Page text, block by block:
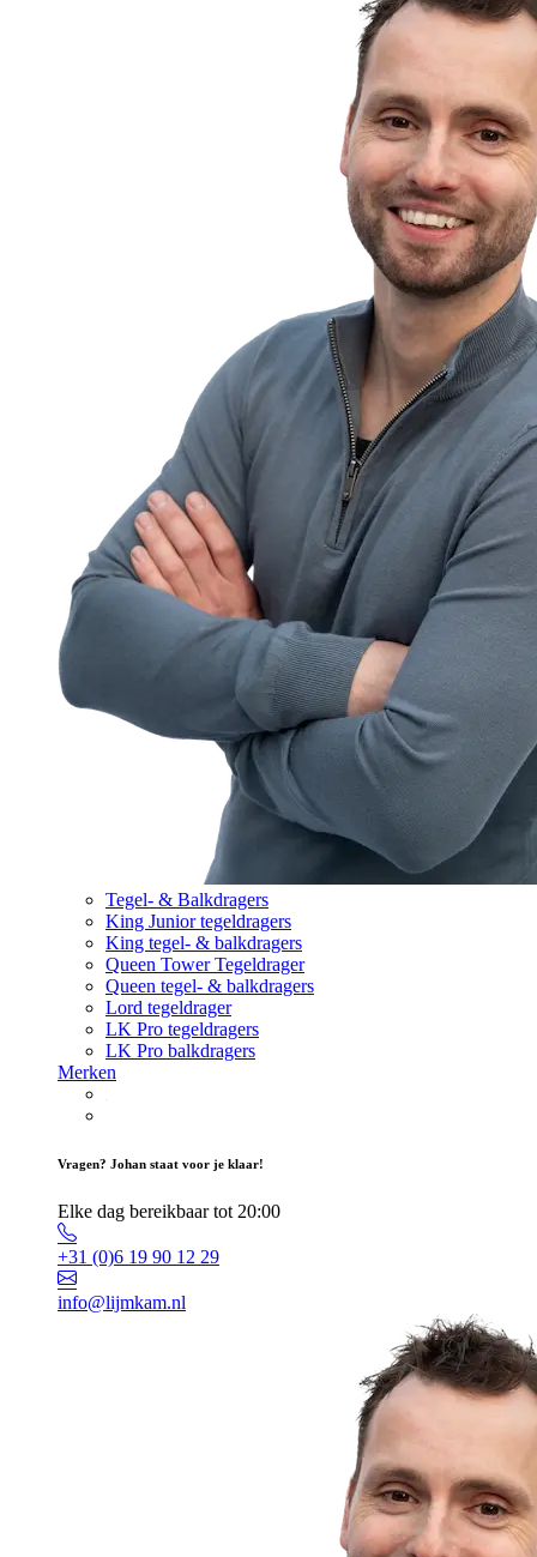
Tegel- & Balkdragers
King Junior tegeldragers
King tegel- & balkdragers
Queen Tower Tegeldrager
Queen tegel- & balkdragers
Lord tegeldrager
LK Pro tegeldragers
LK Pro balkdragers
Merken
Vragen? Johan staat voor je klaar!
Elke dag bereikbaar tot 20:00
+31 (0)6 19 90 12 29
info@lijmkam.nl